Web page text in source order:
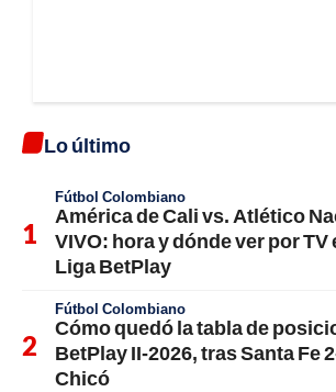
Lo último
Fútbol Colombiano
América de Cali vs. Atlético
VIVO: hora y dónde ver por
Liga BetPlay
Fútbol Colombiano
Cómo quedó la tabla de
BetPlay II-2026, tras Santa Fe
Chicó